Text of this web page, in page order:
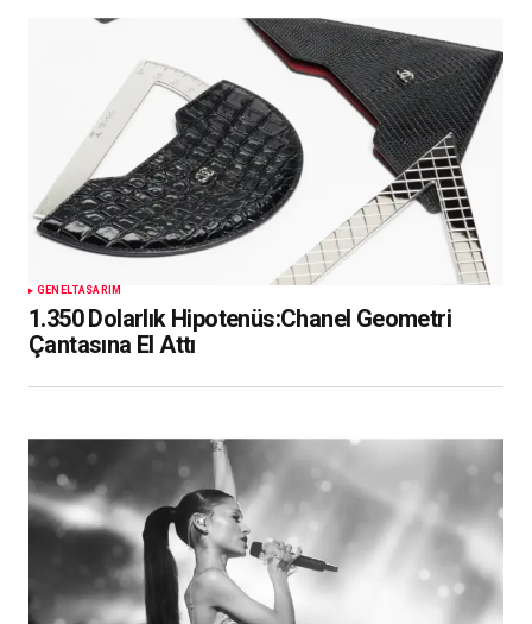
GENELTASARIM
1.350 Dolarlık Hipotenüs:Chanel Geometri
Çantasına El Attı